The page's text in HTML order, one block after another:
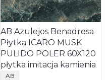
AB Azulejos Benadresa
Płytka ICARO MUSK
PULIDO POLER 60X120
płytka imitacja kamienia
PRODUCENT
AB